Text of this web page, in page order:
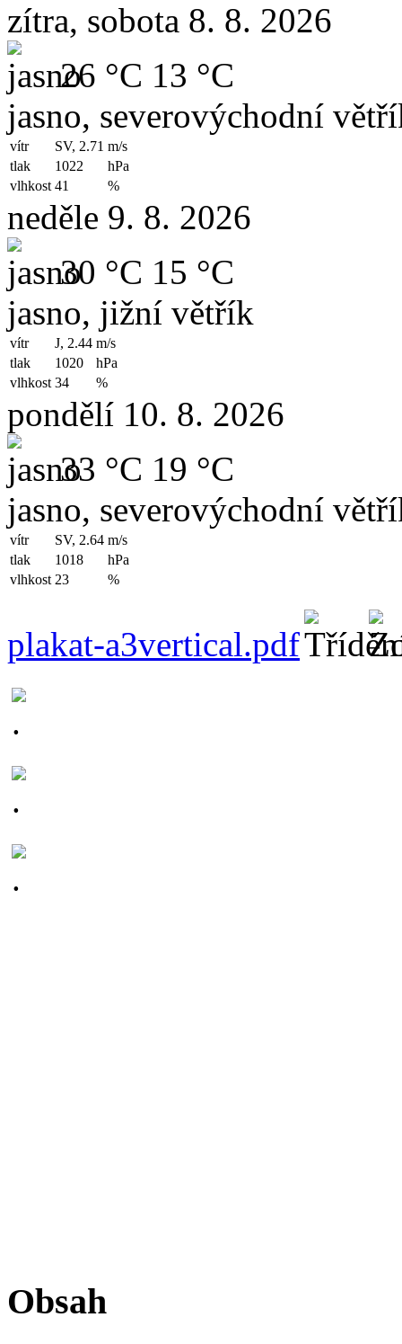
zítra, sobota 8. 8. 2026
26 °C 13 °C
jasno, severovýchodní
vítr SV, 2.71 m/s
tlak
1022
hPa
vlhkost 41 %
neděle 9. 8. 2026
30 °C 15 °C
jasno, jižní větřík
vítr J, 2.44 m/s
tlak
1020
hPa
vlhkost 34 %
pondělí 10. 8. 2026
33 °C 19 °C
jasno, severovýchodní
vítr SV, 2.64 m/s
tlak
1018
hPa
vlhkost 23 %
plakat-a3vertical.pdf
Obsah